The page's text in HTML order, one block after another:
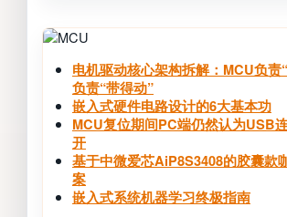
Image
电机驱动核心架构拆解：MCU负责
负责“带得动”
嵌入式硬件电路设计的6大基本功
MCU复位期间PC端仍然认为USB
开
基于中微爱芯AiP8S3408的胶囊款
案
嵌入式系统机器学习终极指南